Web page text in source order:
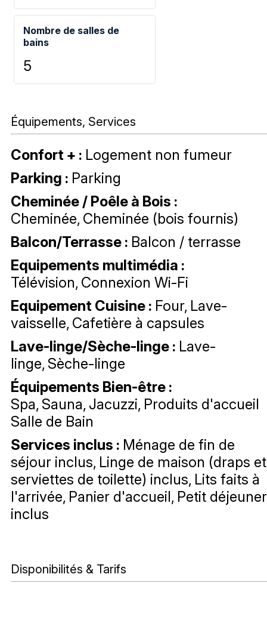
Nombre de salles de
bains
5
Équipements, Services
Confort + : Logement non fumeur
Parking : Parking
Cheminée / Poêle à Bois :
Cheminée Cheminée (bois fournis)
Balcon/Terrasse : Balcon / terrasse
Equipements multimédia :
Télévision Connexion Wi-Fi
Equipement Cuisine : Four Lave-
vaisselle Cafetière à capsules
Lave-linge/Sèche-linge : Lave-
linge Sèche-linge
Équipements Bien-être :
Spa Sauna Jacuzzi Produits d'accueil
Salle de Bain
Services inclus : Ménage de fin de
séjour inclus Linge de maison (draps et
serviettes de toilette) inclus Lits faits à
l'arrivée Panier d'accueil Petit déjeuner
inclus
Disponibilités & Tarifs